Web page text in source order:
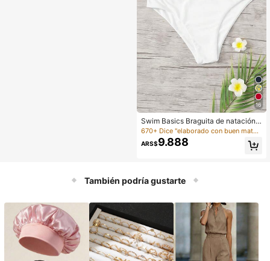
16
Swim Basics Braguita de natación s
ólida
670+ Dice "elaborado con buen material"
ARS$9.888
También podría gustarte